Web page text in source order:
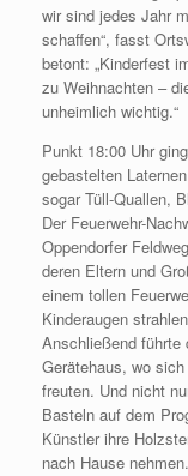
wir sind jedes Jahr
schaffen“, fasst
betont: „Kinderfest
zu Weihnachten –
unheimlich wichtig.“
Punkt 18:00 Uhr
gebastelten
sogar Tüll-Quallen,
Der Feuerwehr-
Oppendorfer
deren Eltern und
einem tollen
Kinderaugen
Anschließend führte
Gerätehaus, wo
freuten. Und nicht
Basteln auf dem
Künstler ihre
nach Hause nehmen.